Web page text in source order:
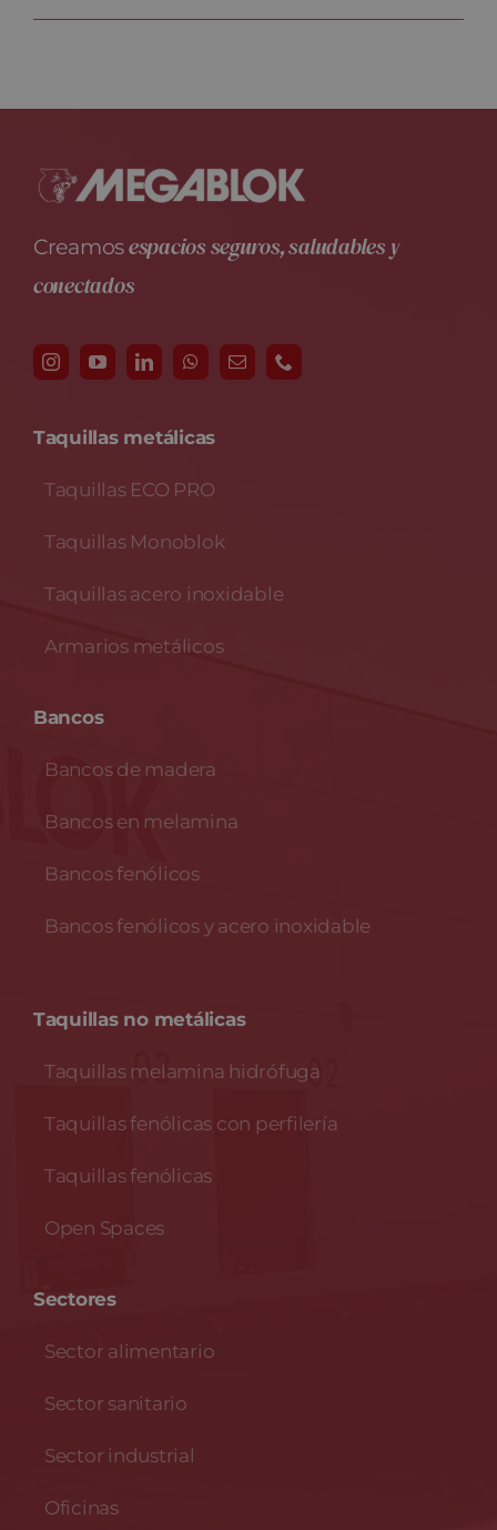
Creamosespacios seguros, saludables y
conectados
Taquillas metálicas
Taquillas ECO PRO
Taquillas Monoblok
Taquillas acero inoxidable
Armarios metálicos
Bancos
Bancos de madera
Bancos en melamina
Bancos fenólicos
Bancos fenólicos y acero inoxidable
Taquillas no metálicas
Taquillas melamina hidrófuga
Taquillas fenólicas con perfilería
Taquillas fenólicas
Open Spaces
Sectores
Sector alimentario
Sector sanitario
Sector industrial
Oficinas